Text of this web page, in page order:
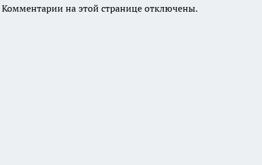
Комментарии на этой странице отключены.